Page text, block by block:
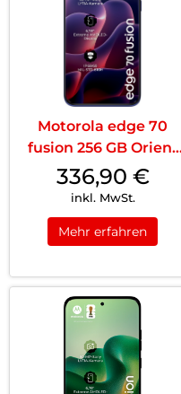
Motorola edge 70
fusion 256 GB Orient
Blue
336,90 €
inkl. MwSt.
Mehr erfahren